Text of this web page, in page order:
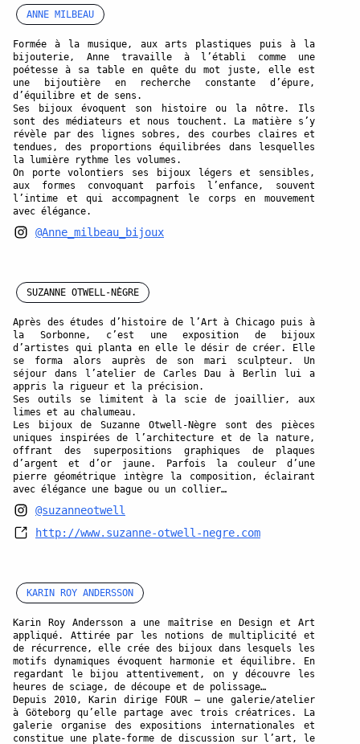
ANNE MILBEAU
Formée à la musique, aux arts plastiques puis à la
bijouterie, Anne travaille à l’établi comme une
poétesse à sa table en quête du mot juste, elle est
une bijoutière en recherche constante d’épure,
d’équilibre et de sens.
Ses bijoux évoquent son histoire ou la nôtre. Ils
sont des médiateurs et nous touchent. La matière s’y
révèle par des lignes sobres, des courbes claires et
tendues, des proportions équilibrées dans lesquelles
la lumière rythme les volumes.
On porte volontiers ses bijoux légers et sensibles,
aux formes convoquant parfois l’enfance, souvent
l’intime et qui accompagnent le corps en mouvement
avec élégance.
@Anne_milbeau_bijoux
SUZANNE OTWELL-NÈGRE
Après des études d’histoire de l’Art à Chicago puis à
la Sorbonne, c’est une exposition de bijoux
d’artistes qui planta en elle le désir de créer. Elle
se forma alors auprès de son mari sculpteur. Un
séjour dans l’atelier de Carles Dau à Berlin lui a
appris la rigueur et la précision.
Ses outils se limitent à la scie de joaillier, aux
limes et au chalumeau.
Les bijoux de Suzanne Otwell-Nègre sont des pièces
uniques inspirées de l’architecture et de la nature,
offrant des superpositions graphiques de plaques
d’argent et d’or jaune. Parfois la couleur d’une
pierre géométrique intègre la composition, éclairant
avec élégance une bague ou un collier…
@suzanneotwell
http://www.suzanne-otwell-negre.com
KARIN ROY ANDERSSON
Karin Roy Andersson a une maîtrise en Design et Art
appliqué. Attirée par les notions de multiplicité et
de récurrence, elle crée des bijoux dans lesquels les
motifs dynamiques évoquent harmonie et équilibre. En
regardant le bijou attentivement, on y découvre les
heures de sciage, de découpe et de polissage…
Depuis 2010, Karin dirige FOUR – une galerie/atelier
à Göteborg qu’elle partage avec trois créatrices. La
galerie organise des expositions internationales et
constitue une plate-forme de discussion sur l’art, le